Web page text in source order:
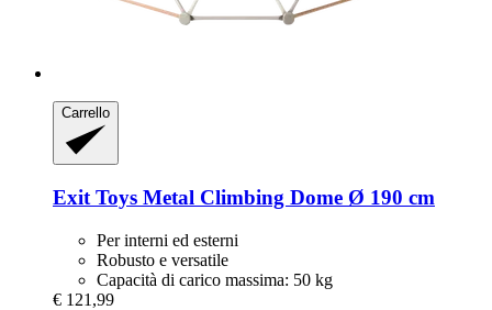
Carrello
Exit Toys Metal Climbing Dome Ø 190 cm
Per interni ed esterni
Robusto e versatile
Capacità di carico massima: 50 kg
€ 121,99